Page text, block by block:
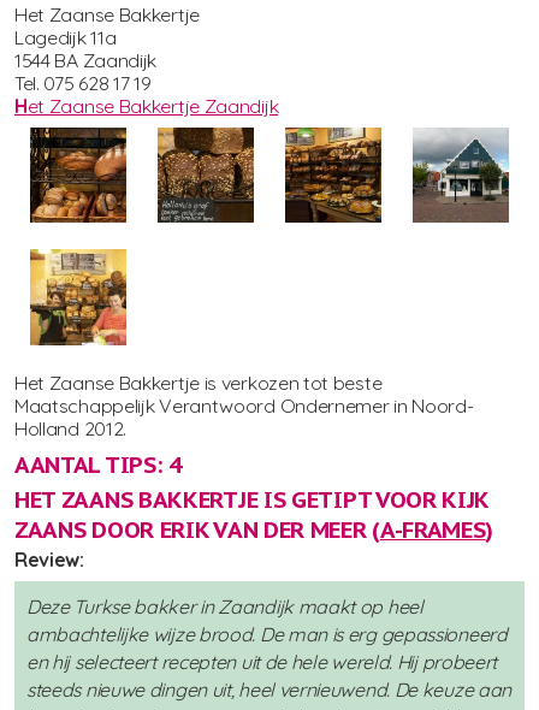
Het Zaanse Bakkertje
Lagedijk 11a
1544 BA Zaandijk
Tel. 075 628 17 19
Het Zaanse Bakkertje Zaandijk
Het Zaanse Bakkertje is verkozen tot beste
Maatschappelijk Verantwoord Ondernemer in Noord-
Holland 2012.
AANTAL TIPS: 4
HET ZAANS BAKKERTJE IS GETIPT VOOR KIJK
ZAANS DOOR ERIK VAN DER MEER (A-FRAMES)
Review:
Deze Turkse bakker in Zaandijk maakt op heel
ambachtelijke wijze brood. De man is erg gepassioneerd
en hij selecteert recepten uit de hele wereld. Hij probeert
steeds nieuwe dingen uit, heel vernieuwend. De keuze aan